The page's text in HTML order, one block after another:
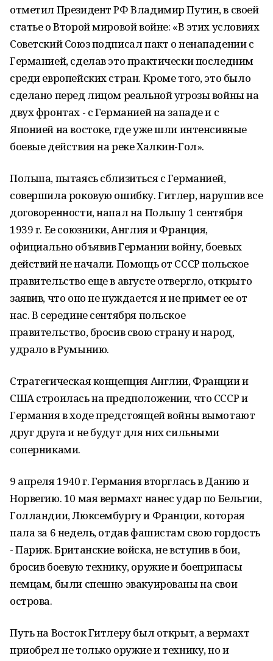
отметил Президент РФ Владимир Путин, в своей
статье о Второй мировой войне: «В этих условиях
Советский Союз подписал пакт о ненападении с
Германией, сделав это практически последним
среди европейских стран. Кроме того, это было
сделано перед лицом реальной угрозы войны на
двух фронтах - с Германией на западе и с
Японией на востоке, где уже шли интенсивные
боевые действия на реке Халкин-Гол».
Польша, пытаясь сблизиться с Германией,
совершила роковую ошибку. Гитлер, нарушив все
договоренности, напал на Польшу 1 сентября
1939 г. Ее союзники, Англия и Франция,
официально объявив Германии войну, боевых
действий не начали. Помощь от СССР польское
правительство еще в августе отвергло, открыто
заявив, что оно не нуждается и не примет ее от
нас. В середине сентября польское
правительство, бросив свою страну и народ,
удрало в Румынию.
Стратегическая концепция Англии, Франции и
США строилась на предположении, что СССР и
Германия в ходе предстоящей войны вымотают
друг друга и не будут для них сильными
соперниками.
9 апреля 1940 г. Германия вторглась в Данию и
Норвегию. 10 мая вермахт нанес удар по Бельгии,
Голландии, Люксембургу и Франции, которая
пала за 6 недель, отдав фашистам свою гордость
- Париж. Британские войска, не вступив в бои,
бросив боевую технику, оружие и боеприпасы
немцам, были спешно эвакуированы на свои
острова.
Путь на Восток Гитлеру был открыт, а вермахт
приобрел не только оружие и технику, но и